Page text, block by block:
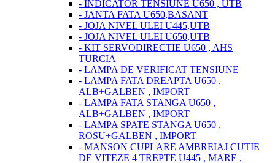
- INDICATOR TENSIUNE U650 , UTB
- JANTA FATA U650,BASANT
- JOJA NIVEL ULEI U445,UTB
- JOJA NIVEL ULEI U650,UTB
- KIT SERVODIRECTIE U650 , AHS
TURCIA
- LAMPA DE VERIFICAT TENSIUNE
- LAMPA FATA DREAPTA U650 ,
ALB+GALBEN , IMPORT
- LAMPA FATA STANGA U650 ,
ALB+GALBEN , IMPORT
- LAMPA SPATE STANGA U650 ,
ROSU+GALBEN , IMPORT
- MANSON CUPLARE AMBREIAJ CUTIE
DE VITEZE 4 TREPTE U445 , MARE ,